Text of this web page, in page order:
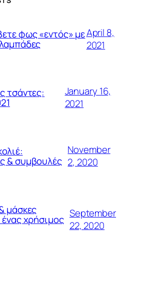
φως «εντός» μεApril 8,
2021
τσάντες:
January 16,
2021
& συμβουλές
November
2, 2020
μάσκες
ένας χρήσιμος September
22, 2020